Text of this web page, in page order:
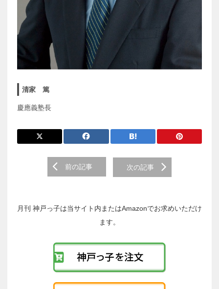
清家 篤
慶應義塾長
稿
前の記事 次の記事
月刊 神戸っ子は当サイト内またはAmazonでお求めいただけ
ます。